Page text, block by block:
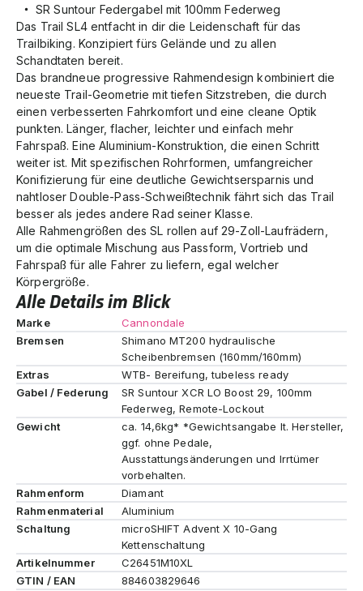
SR Suntour Federgabel mit 100mm Federweg
Das Trail SL4 entfacht in dir die Leidenschaft für das
Trailbiking. Konzipiert fürs Gelände und zu allen
Schandtaten bereit.
Das brandneue progressive Rahmendesign kombiniert die
neueste Trail-Geometrie mit tiefen Sitzstreben, die durch
einen verbesserten Fahrkomfort und eine cleane Optik
punkten. Länger, flacher, leichter und einfach mehr
Fahrspaß. Eine Aluminium-Konstruktion, die einen Schritt
weiter ist. Mit spezifischen Rohrformen, umfangreicher
Konifizierung für eine deutliche Gewichtsersparnis und
nahtloser Double-Pass-Schweißtechnik fährt sich das Trail
besser als jedes andere Rad seiner Klasse.
Alle Rahmengrößen des SL rollen auf 29-Zoll-Laufrädern,
um die optimale Mischung aus Passform, Vortrieb und
Fahrspaß für alle Fahrer zu liefern, egal welcher
Körpergröße.
Alle Details im Blick
Marke
Cannondale
Bremsen
Shimano MT200 hydraulische
Scheibenbremsen (160mm/160mm)
Extras
WTB- Bereifung, tubeless ready
Gabel / Federung
SR Suntour XCR LO Boost 29, 100mm
Federweg, Remote-Lockout
Gewicht
ca. 14,6kg* *Gewichtsangabe lt. Hersteller,
ggf. ohne Pedale,
Ausstattungsänderungen und Irrtümer
vorbehalten.
Rahmenform
Diamant
Rahmenmaterial
Aluminium
Schaltung
microSHIFT Advent X 10-Gang
Kettenschaltung
Artikelnummer
C26451M10XL
GTIN / EAN
884603829646